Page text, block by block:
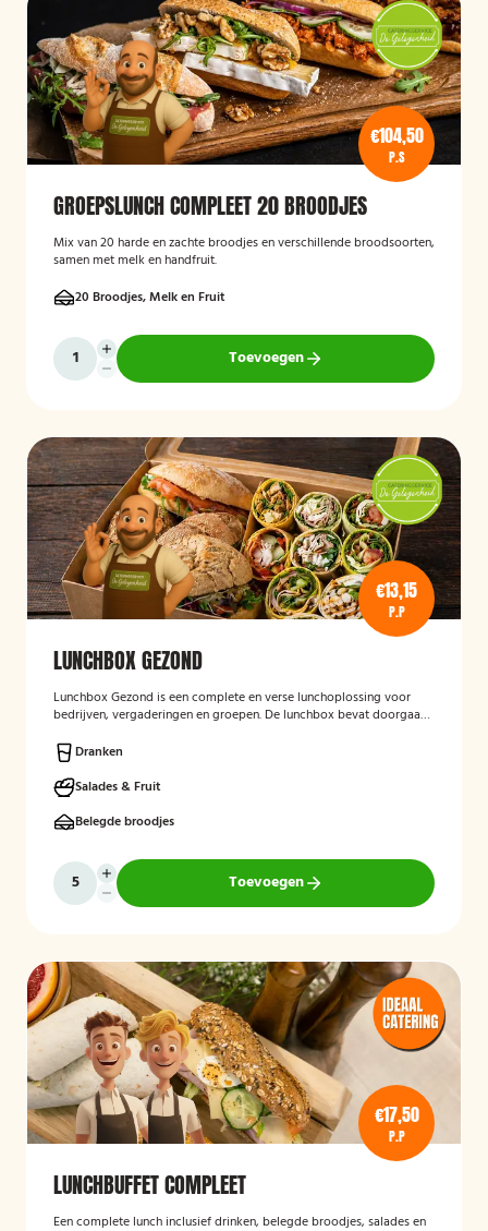
€104,50
P.S
GROEPSLUNCH COMPLEET 20 BROODJES
Mix van 20 harde en zachte broodjes en verschillende broodsoorten,
samen met melk en handfruit.
20 Broodjes, Melk en Fruit
Toevoegen
€13,15
P.P
LUNCHBOX GEZOND
Lunchbox Gezond is een complete en verse lunchoplossing voor
bedrijven, vergaderingen en groepen. De lunchbox bevat doorgaans
fruit en andere gezonde producten, waarbij rekening kan worden
gehouden met dieetwensen en allergieën. De focus ligt op een
smaakvolle, voedzame en verzorgd gepresenteerde lunch die
eenvoudig op locatie wordt bezorgd.
Dranken
Salades & Fruit
Belegde broodjes
Toevoegen
€17,50
P.P
LUNCHBUFFET COMPLEET
Een complete lunch inclusief drinken, belegde broodjes, salades en